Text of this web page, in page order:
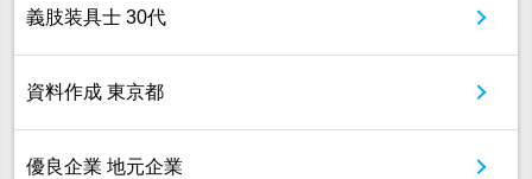
義肢装具士 30代
資料作成 東京都
優良企業 地元企業